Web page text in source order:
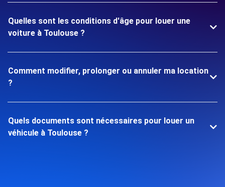
Quelles sont les conditions d'âge pour louer une
voiture à Toulouse ?
Comment modifier, prolonger ou annuler ma location
?
Quels documents sont nécessaires pour louer un
véhicule à Toulouse ?